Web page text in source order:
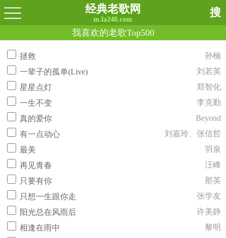
经典老歌网
m.la240.com
搜
我喜欢的老歌Top500
拯救
孙楠
一辈子的孤单(Live)
刘若英
星星点灯
郑智化
一生不变
李克勤
真的爱你
Beyond
有一点动心
刘嘉玲、张信哲
最美
羽泉
再见青春
汪峰
只要有你
那英
只想一生跟你走
张学友
阳光总在风雨后
许美静
相逢在雨中
黎明